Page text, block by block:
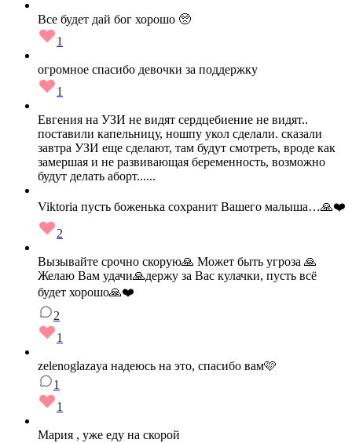
Все будет дай бог хорошо 🥺
1
огромное спасибо девочки за поддержку
1
Евгения на УЗИ не видят сердцебиение не видят..
поставили капельницу, ношпу укол сделали. сказали
завтра УЗИ еще сделают, там будут смотреть, вроде как
замершая и не развивающая беременность, возможно
будут делать аборт......
Viktoria пусть боженька сохранит Вашего малыша…🙏❤️
2
Вызывайте срочно скорую🙏 Может быть угроза 🙏
Желаю Вам удачи🙏держу за Вас кулачки, пусть всё
будет хорошо🙏❤️
2
1
zelenoglazaya надеюсь на это, спасибо вам🩷
1
1
Мария , уже еду на скорой